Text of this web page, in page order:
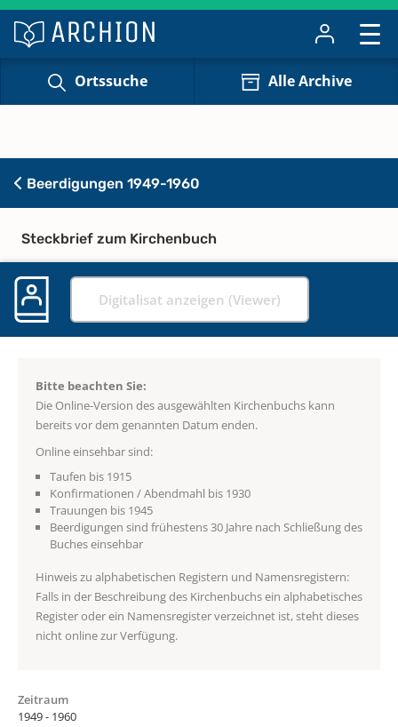
Ortssuche Alle Archive
Beerdigungen 1949-1960
Steckbrief zum Kirchenbuch
Digitalisat anzeigen (Viewer)
Bitte beachten Sie:
Die Online-Version des ausgewählten Kirchenbuchs kann
bereits vor dem genannten Datum enden.
Online einsehbar sind:
Taufen bis 1915
Konfirmationen / Abendmahl bis 1930
Trauungen bis 1945
Beerdigungen sind frühestens 30 Jahre nach Schließung des
Buches einsehbar
Hinweis zu alphabetischen Registern und Namensregistern:
Falls in der Beschreibung des Kirchenbuchs ein alphabetisches
Register oder ein Namensregister verzeichnet ist, steht dieses
nicht online zur Verfügung.
Zeitraum
1949 - 1960